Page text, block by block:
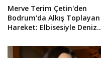
Merve Terim Çetin'den
Bodrum'da Alkış Toplayan
Hareket: Elbisesiyle Denize